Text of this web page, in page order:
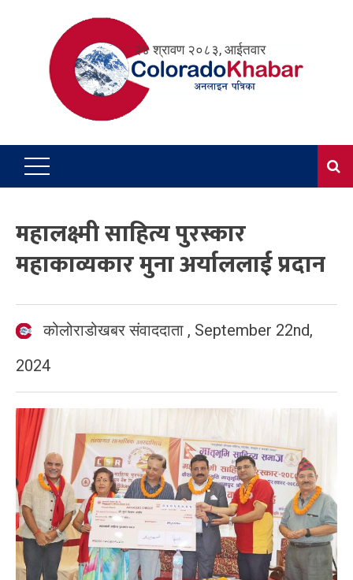
२४ श्रावण २०८३, आईतवार
महालक्ष्मी साहित्य पुरस्कार
महाकाव्यकार मुना अर्याललाई प्रदान
कोलोराडोखबर संवाददाता , September 22nd,
2024